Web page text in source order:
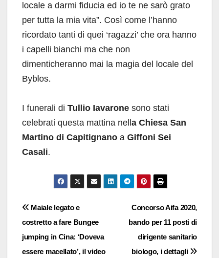
locale a darmi fiducia ed io te ne sarò grato
per tutta la mia vita”. Così come l’hanno
ricordato tanti di quei ‘ragazzi’ che ora hanno
i capelli bianchi ma che non
dimenticheranno mai la magia del locale del
Byblos.
I funerali di Tullio Iavarone sono stati
celebrati questa mattina nell a Chiesa San
Martino di Capitignano a Giffoni Sei
Casali.
Navigazione
articoli
Concorso Aifa 2020,
bando per 11 posti di
dirigente sanitario
biologo, i dettagli
Maiale legato e
costretto a fare Bungee
jumping in Cina: ‘Doveva
essere macellato’, il video